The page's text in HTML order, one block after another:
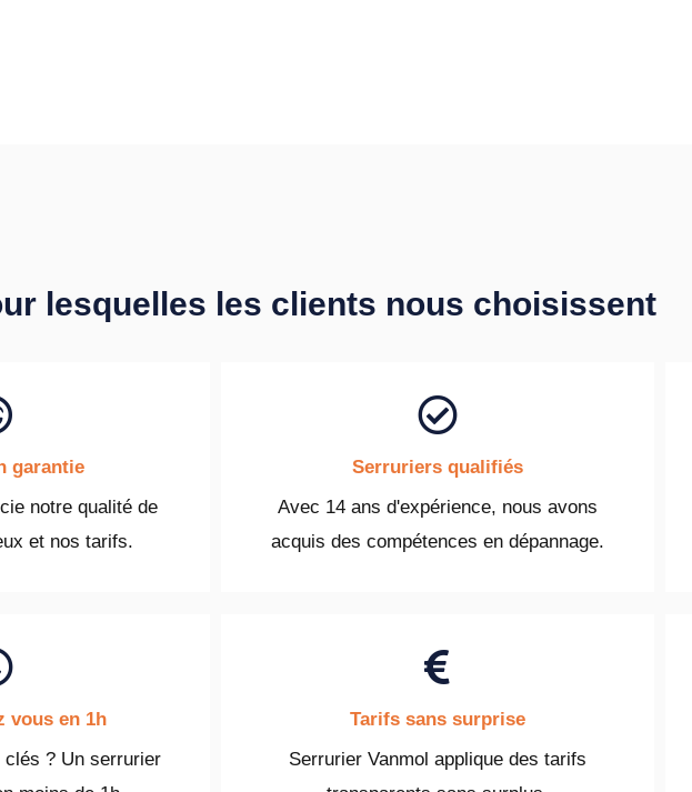
lesquelles les clients nous choisissent
garantie
notre qualité de
et nos tarifs.
Serruriers qualifiés
Avec 14 ans d'expérience, nous avons
acquis des compétences en dépannage.
vous en 1h
clés ? Un serrurier
Tarifs sans surprise
Serrurier Vanmol applique des tarifs